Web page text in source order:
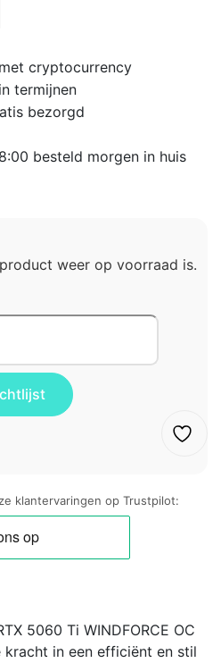
cryptocurrency
termijnen
bezorgd
besteld morgen in huis
weer op voorraad is.
klantervaringen op Trustpilot:
5060 Ti WINDFORCE OC
in een efficiënt en stil